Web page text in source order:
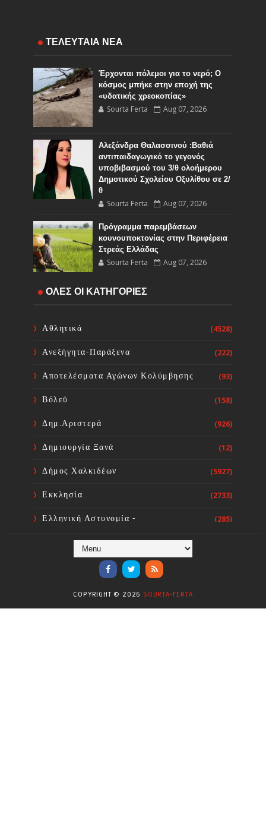
ΤΕΛΕΥΤΑΙΑ ΝΕΑ
Έρχονται πόλεμοι για το νερό; Ο
κόσμος μπήκε στην εποχή της
«υδατικής χρεοκοπίας»
Sourta Ferta Aug 07, 2026
Αλεξάνδρα Θαλασσινού :Βαθιά
αντιπαιδαγωγικό το γεγονός
υποβιβασμού του 3/θ ολοήμερου
Δημοτικού Σχολείου Οξυλίθου σε 2/
θ
Sourta Ferta Aug 07, 2026
Πρόγραμμα παρεμβάσεων
κουνουποκτονίας στην Περιφέρεια
Στρεάς Ελλάδας
Sourta Ferta Aug 07, 2026
Συνταξιούχων Ν. Εύβοιας
ΟΛΕΣ ΟΙ ΚΑΤΗΓΟΡΙΕΣ
Αθλητικά (4528)
Ανεξήγητα-Παράξενα (222)
Αποτελέσματα Αγώνων Κολύμβησης (93)
Βόλεϋ (158)
Δημ.Αριστερά (926)
Δημιουργία Ξανά (12)
Δήμος Χαλκιδέων (5927)
Εκκλησία (2733)
Ελληνική Αστυνομία -
(285)
Ενόργανη Γυμναστική
COPYRIGHT © 2026 SOURTA-FERTA